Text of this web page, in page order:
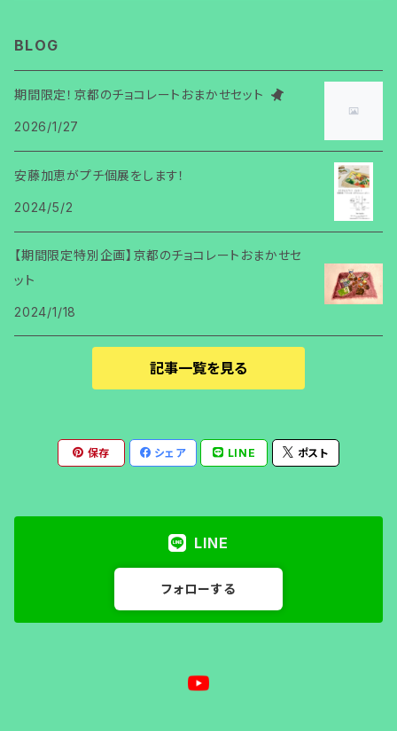
柚
BLOG
期間限定！京都のチョコレートおまかせセット
2026/1/27
安藤加恵がプチ個展をします！
2024/5/2
【期間限定特別企画】京都のチョコレートおまかせセ
ット
2024/1/18
記事一覧を見る
保存 シェア LINE ポスト
LINE
フォローする